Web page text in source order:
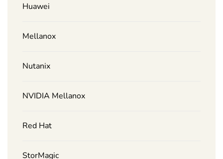
Huawei
Mellanox
Nutanix
NVIDIA Mellanox
Red Hat
StorMagic